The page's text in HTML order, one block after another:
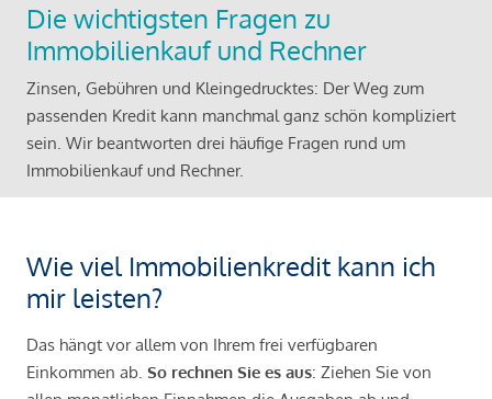
Die wichtigsten Fragen zu
Immobilienkauf und Rechner
Zinsen, Gebühren und Kleingedrucktes: Der Weg zum
passenden Kredit kann manchmal ganz schön kompliziert
sein. Wir beantworten drei häufige Fragen rund um
Immobilienkauf und Rechner.
Wie viel Immobilienkredit kann ich
mir leisten?
Das hängt vor allem von Ihrem frei verfügbaren
Einkommen ab. So rechnen Sie es aus: Ziehen Sie von